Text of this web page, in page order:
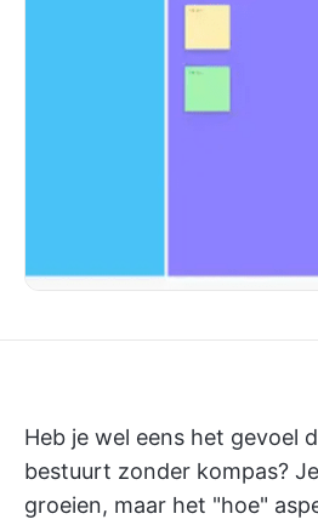
Heb je wel eens het gevoel
bestuurt zonder kompas?
groeien, maar het "hoe"